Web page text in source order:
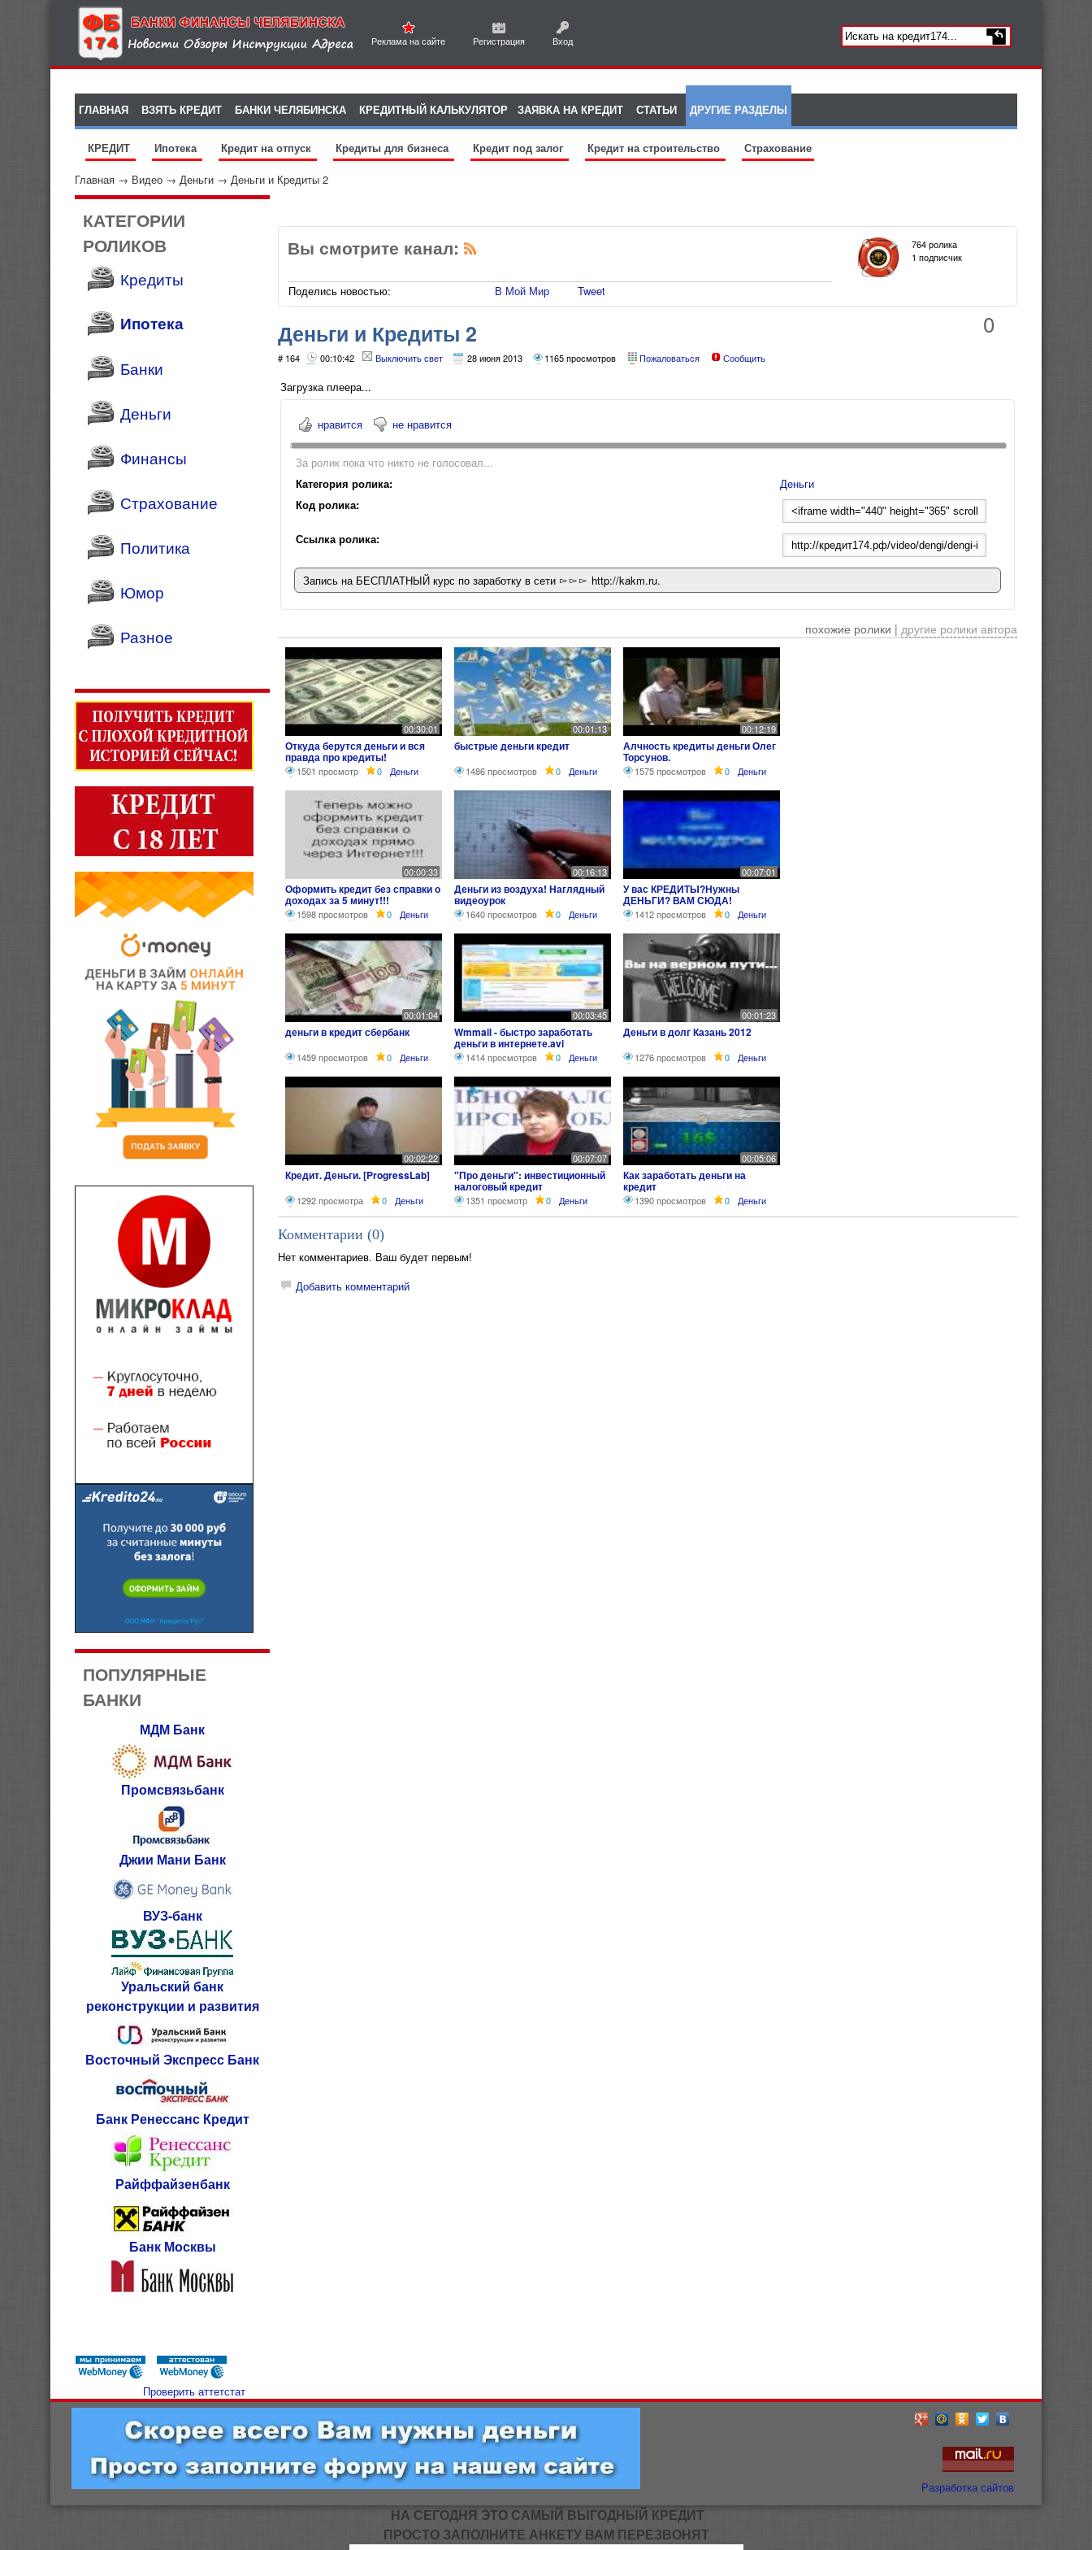
Реклама на сайте Регистрация Вход
ГЛАВНАЯ ВЗЯТЬ КРЕДИТ БАНКИ ЧЕЛЯБИНСКА КРЕДИТНЫЙ КАЛЬКУЛЯТОР ЗАЯВКА НА КРЕДИТ СТАТЬИ ДРУГИЕ РАЗДЕЛЫ
КРЕДИТ Ипотека Кредит на отпуск Кредиты для бизнеса Кредит под залог Кредит на строительство Страхование
Главная → Видео → Деньги → Деньги и Кредиты 2
КАТЕГОРИИ
РОЛИКОВ
Кредиты
Ипотека
Банки
Деньги
Финансы
Страхование
Политика
Юмор
Разное
ПОПУЛЯРНЫЕ
БАНКИ
МДМ Банк
Промсвязьбанк
Джии Мани Банк
ВУЗ-банк
Уральский банк
реконструкции и развития
Восточный Экспресс Банк
Банк Ренессанс Кредит
Райффайзенбанк
Банк Москвы
Проверить аттетстат
Вы смотрите канал:
Поделись новостью: В Мой Мир Tweet
764 ролика
1 подписчик
0
Деньги и Кредиты 2
# 164 00:10:42 Выключить свет 28 июня 2013 1165 просмотров Пожаловаться Сообщить
Загрузка плеера...
нравится не нравится
За ролик пока что никто не голосовал...
Категория ролика:
Деньги
Код ролика:
Ссылка ролика:
Запись на БЕСПЛАТНЫЙ курс по заработку в сети ▻▻▻ http://kakm.ru.
похожие ролики | другие ролики автора
00:30:01
Откуда берутся деньги и вся
правда про кредиты!
1501 просмотр 0 Деньги
00:01:13
быстрые деньги кредит
1486 просмотров 0 Деньги
00:12:19
Алчность кредиты деньги Олег
Торсунов.
1575 просмотров 0 Деньги
00:00:33
Оформить кредит без справки о
доходах за 5 минут!!!
1598 просмотров 0 Деньги
00:16:13
Деньги из воздуха! Наглядный
видеоурок
1640 просмотров 0 Деньги
00:07:01
У вас КРЕДИТЫ?Нужны
ДЕНЬГИ? ВАМ СЮДА!
1412 просмотров 0 Деньги
00:01:04
деньги в кредит сбербанк
1459 просмотров 0 Деньги
00:03:45
Wmmail - быстро заработать
деньги в интернете.avi
1414 просмотров 0 Деньги
00:01:23
Деньги в долг Казань 2012
1276 просмотров 0 Деньги
00:02:22
Кредит. Деньги. [ProgressLab]
1292 просмотра 0 Деньги
00:07:07
"Про деньги": инвестиционный
налоговый кредит
1351 просмотр 0 Деньги
00:05:06
Как заработать деньги на
кредит
1390 просмотров 0 Деньги
Комментарии (0)
Нет комментариев. Ваш будет первым!
Добавить комментарий
Разработка сайтов
НА СЕГОДНЯ ЭТО САМЫЙ ВЫГОДНЫЙ КРЕДИТ
ПРОСТО ЗАПОЛНИТЕ АНКЕТУ ВАМ ПЕРЕЗВОНЯТ